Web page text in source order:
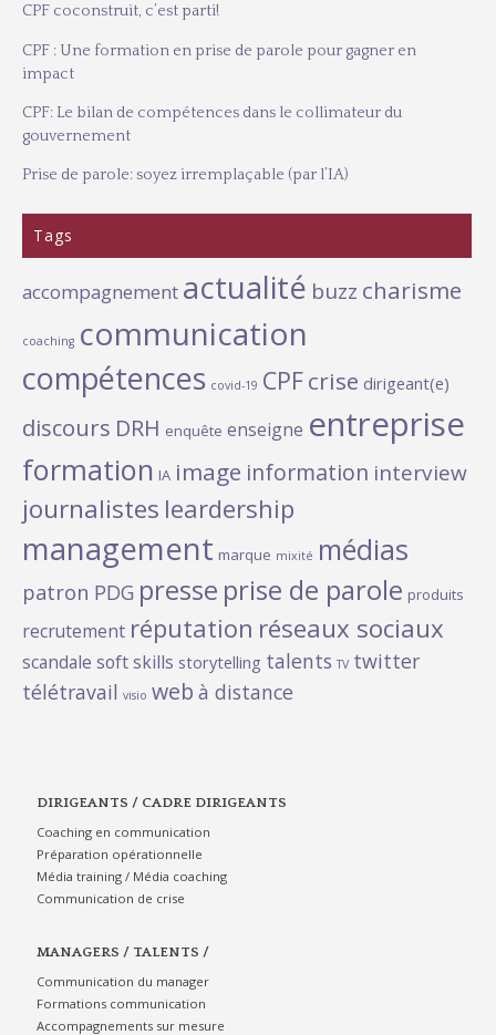
CPF coconstruit, c’est parti!
CPF : Une formation en prise de parole pour gagner en
impact
CPF: Le bilan de compétences dans le collimateur du
gouvernement
Prise de parole: soyez irremplaçable (par l’IA)
Tags
accompagnement actualité buzz charisme
coaching communication
compétences covid-19 CPFcrise dirigeant(e)
discours DRH enquête enseigne entreprise
formation IA image information interview
journalistes leardership
management marque mixité médias
patron PDG presse prise de parole produits
recrutement réputation réseaux sociaux
scandale soft skills storytelling talents TV twitter
télétravail visio web à distance
DIRIGEANTS / CADRE DIRIGEANTS
Coaching en communication
Préparation opérationnelle
Média training / Média coaching
Communication de crise
MANAGERS / TALENTS /
Communication du manager
Formations communication
Accompagnements sur mesure